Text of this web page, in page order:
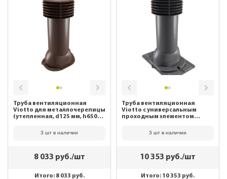
Труба вентиляционная
Viotto для металлочерепицы
(утепленная, d125 мм, h650
3 шт в наличии
8 033 руб./шт
Итого: 8 033 руб.
Труба вентиляционная
Viotto с универсальным
проходным элементом
мм) RAL 7024 Графитовый
3 шт в наличии
10 353 руб./шт
Итого: 10 353 руб.